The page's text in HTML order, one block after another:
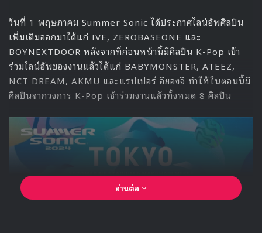
วันที่ 1 พฤษภาคม Summer Sonic ได้ประกาศไลน์อัพศิลปิน
เพิ่มเติมออกมาได้แก่ IVE, ZEROBASEONE และ
BOYNEXTDOOR หลังจากที่ก่อนหน้านี้มีศิลปิน K-Pop เข้า
ร่วมไลน์อัพของงานแล้วได้แก่ BABYMONSTER, ATEEZ,
NCT DREAM, AKMU และแรปเปอร์ อียองจี ทำให้ในตอนนี้มี
ศิลปินจากวงการ K-Pop เช้าร่วมงานแล้วทั้งหมด 8 ศิลปิน
อ่านต่อ